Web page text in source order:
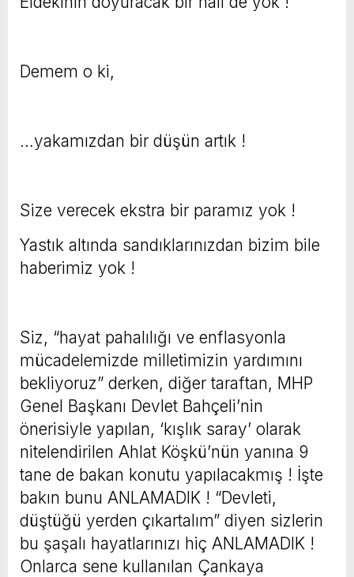
Demem o ki,
…yakamızdan bir düşün artık !
Size verecek ekstra bir paramız yok !
Yastık altında sandıklarınızdan bizim bile
haberimiz yok !
Siz, “hayat pahalılığı ve enflasyonla
mücadelemizde milletimizin yardımını
bekliyoruz” derken, diğer taraftan, MHP
Genel Başkanı Devlet Bahçeli’nin
önerisiyle yapılan, ‘kışlık saray’ olarak
nitelendirilen Ahlat Köşkü’nün yanına 9
tane de bakan konutu yapılacakmış ! İşte
bakın bunu ANLAMADIK ! “Devleti,
düştüğü yerden çıkartalım” diyen sizlerin
bu şaşalı hayatlarınızı hiç ANLAMADIK !
Onlarca sene kullanılan Çankaya